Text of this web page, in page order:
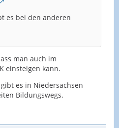
es bei den anderen
man auch im
einsteigen kann.
es in Niedersachsen
Bildungswegs.